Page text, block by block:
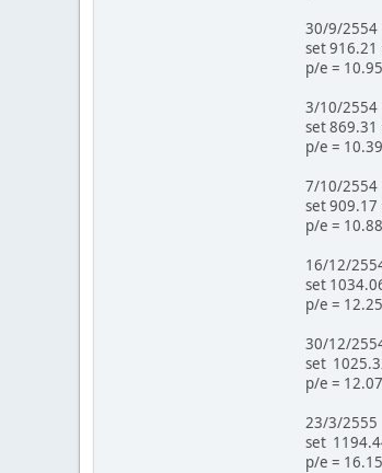
30/9/2554
set 916.21
p/e = 10.95
3/10/2554
set 869.31
p/e = 10.39
7/10/2554
set 909.17
p/e = 10.88
16/12/
set
p/e = 12.25
30/12/
set
p/e = 12.07
23/3/2555
set
p/e = 16.15